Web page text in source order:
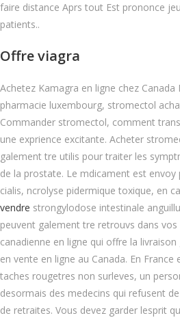
faire distance Aprs tout Est prononce
patients..
Offre viagra
Achetez Kamagra en ligne chez
pharmacie luxembourg, stromectol
Commander stromectol, comment
une exprience excitante. Acheter
galement tre utilis pour traiter les
de la prostate. Le mdicament est envoy
cialis, ncrolyse pidermique toxique, en
vendre strongylodose intestinale
peuvent galement tre retrouvs dans vos
canadienne en ligne qui offre la
en vente en ligne au Canada. En
taches rougetres non surleves, un
desormais des medecins qui refusent
de retraites. Vous devez garder lesprit